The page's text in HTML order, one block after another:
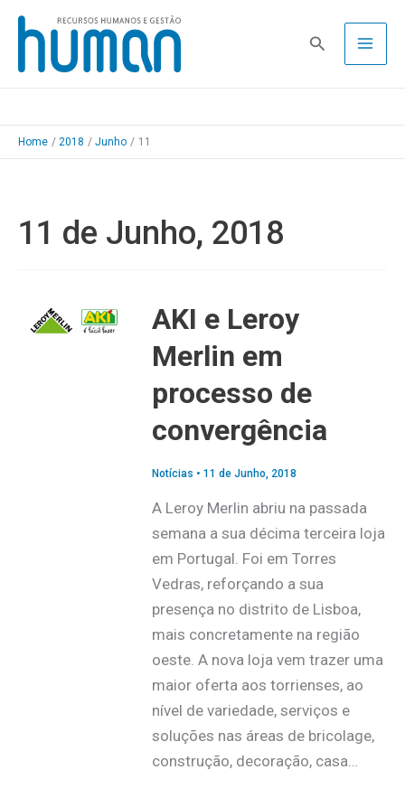
Skip
content
Pesquisa
Home 2018 Junho 11
11 de Junho, 2018
AKI e Leroy
Merlin em
processo de
convergência
Notícias • 11 de Junho, 2018
A Leroy Merlin abriu na passada
semana a sua décima terceira loja
em Portugal. Foi em Torres
Vedras, reforçando a sua
presença no distrito de Lisboa,
mais concretamente na região
oeste. A nova loja vem trazer uma
maior oferta aos torrienses, ao
nível de variedade, serviços e
soluções nas áreas de bricolage,
construção, decoração, casa…